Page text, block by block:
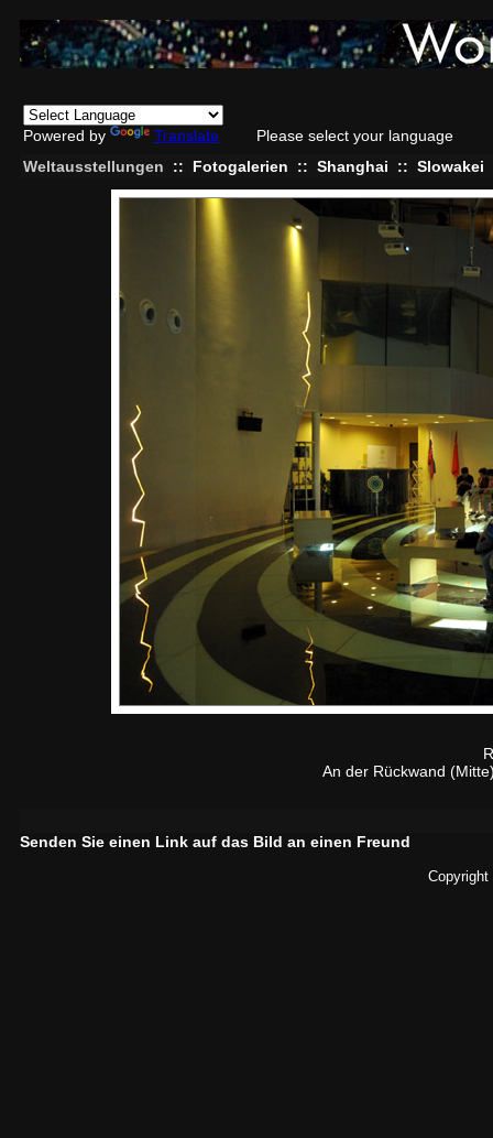
Powered by Translate
Please select your language
Weltausstellungen
:: Fotogalerien :: Shanghai :: Slowakei
An der Rückwand
Senden Sie einen Link auf das Bild an einen Freund